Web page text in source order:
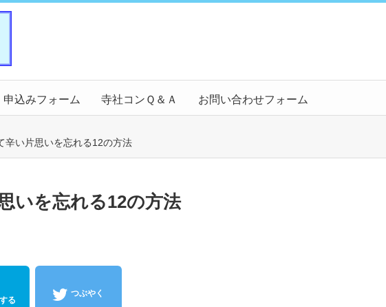
申込みフォーム 寺社コンＱ＆Ａ お問い合わせフォーム
辛い片思いを忘れる12の方法
いを忘れる12の方法
る
つぶやく